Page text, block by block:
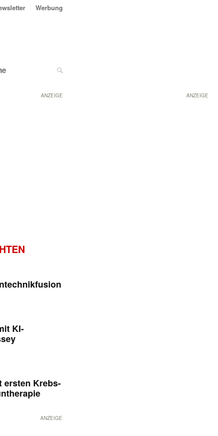
ANZEIGE
Werbung
ANZEIGE
KI-
ersten Krebs-
ANZEIGE